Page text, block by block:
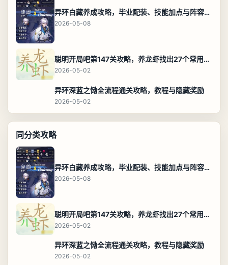
异环白藏养成攻略，毕业配装、技能加点与阵容搭配保姆级解析
2026-05-08
聪明开局吧第147关攻略，养龙虾找出27个常用字通关答案
2026-05-02
异环深蓝之恸全流程通关攻略，教程与隐藏奖励
2026-05-02
同分类攻略
异环白藏养成攻略，毕业配装、技能加点与阵容搭配保姆级解析
2026-05-08
聪明开局吧第147关攻略，养龙虾找出27个常用字通关答案
2026-05-02
异环深蓝之恸全流程通关攻略，教程与隐藏奖励
2026-05-02